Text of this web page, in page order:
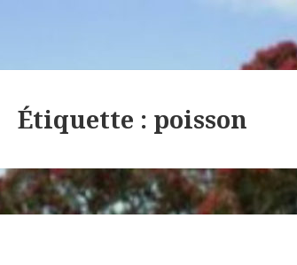
Étiquette : poisson